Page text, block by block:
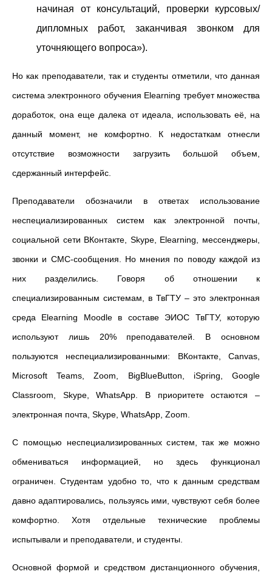
начиная от консультаций, проверки курсовых/
дипломных работ, заканчивая звонком для
уточняющего вопроса»).
Но как преподаватели, так и студенты отметили, что данная
система электронного обучения Elearning требует множества
доработок, она еще далека от идеала, использовать её, на
данный момент, не комфортно. К недостаткам отнесли
отсутствие возможности загрузить большой объем,
сдержанный интерфейс.
Преподаватели обозначили в ответах использование
неспециализированных систем как электронной почты,
социальной сети ВКонтакте, Skype, Elearning, мессенджеры,
звонки и СМС-сообщения. Но мнения по поводу каждой из
них разделились. Говоря об отношении к
специализированным системам, в ТвГТУ – это электронная
среда Elearning Moodle в составе ЭИОС ТвГТУ, которую
используют лишь 20% преподавателей. В основном
пользуются неспециализированными: ВКонтакте, Canvas,
Microsoft Teams, Zoom, BigBlueButton, iSpring, Google
Classroom, Skype, WhatsApp. В приоритете остаются –
электронная почта, Skype, WhatsApp, Zoom.
С помощью неспециализированных систем, так же можно
обмениваться информацией, но здесь функционал
ограничен. Студентам удобно то, что к данным средствам
давно адаптировались, пользуясь ими, чувствуют себя более
комфортно. Хотя отдельные технические проблемы
испытывали и преподаватели, и студенты.
Основной формой и средством дистанционного обучения,